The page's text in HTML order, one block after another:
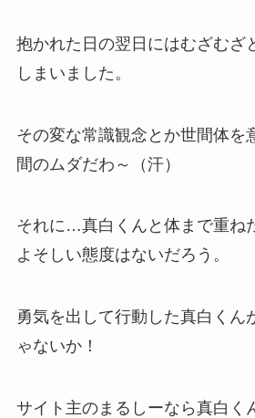
抱かれた日の翌日にはむざむざ
しまいました。
その変な常識観念とか世間体を
間のムダだわ～（汗）
それに…真白くんと体まで重ね
よそしい態度はないだろう。
勇気を出して行動した真白くん
ゃないか！
サイト主のまるしーなら真白く